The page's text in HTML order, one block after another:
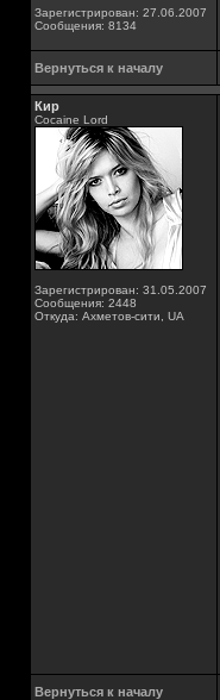
Зарегистрирован: 27.06.2007
Сообщения: 8134
Вернуться к началу
Кир
Cocaine Lord
Зарегистрирован: 31.05.2007
Сообщения: 2448
Откуда: Ахметов-сити, UA
Вернуться к началу